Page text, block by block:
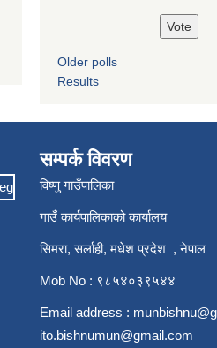
Older polls
Results
सम्पर्क विवरण
विष्णु गाउँपालिका
गाउँ कार्यपालिकाको कार्यालय
सिमरा, सर्लाही, मधेश प्रदेश , नेपाल
Mob No : ९८५४०३९५४४
Email address :
ito.bishnumun@gmail.com